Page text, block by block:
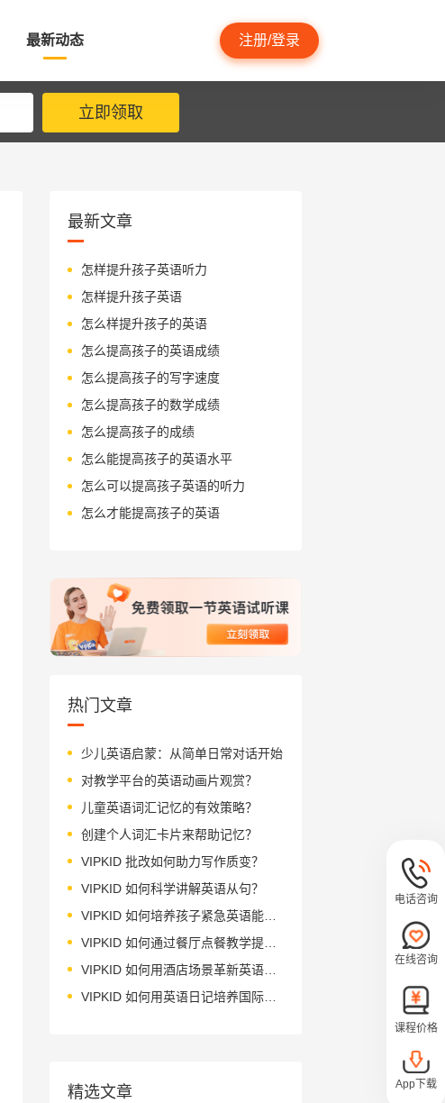
最新动态 注册/登录
立即领取
最新文章
怎样提升孩子英语听力
怎样提升孩子英语
怎么样提升孩子的英语
怎么提高孩子的英语成绩
怎么提高孩子的写字速度
怎么提高孩子的数学成绩
怎么提高孩子的成绩
怎么能提高孩子的英语水平
怎么可以提高孩子英语的听力
怎么才能提高孩子的英语
热门文章
少儿英语启蒙：从简单日常对话开始
对教学平台的英语动画片观赏？
儿童英语词汇记忆的有效策略？
创建个人词汇卡片来帮助记忆？
VIPKID 批改如何助力写作质变？
VIPKID 如何科学讲解英语从句？
VIPKID 如何培养孩子紧急英语能力？
VIPKID 如何通过餐厅点餐教学提升少儿英语应用能力？
VIPKID 如何用酒店场景革新英语教学？
VIPKID 如何用英语日记培养国际化人才？
精选文章
电话咨询
在线咨询
课程价格
App下载